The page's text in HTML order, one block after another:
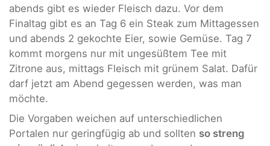
abends gibt es wieder Fleisch dazu. Vor dem
Finaltag gibt es an Tag 6 ein Steak zum Mittagessen
und abends 2 gekochte Eier, sowie Gemüse. Tag 7
kommt morgens nur mit ungesüßtem Tee mit
Zitrone aus, mittags Fleisch mit grünem Salat. Dafür
darf jetzt am Abend gegessen werden, was man
möchte.
Die Vorgaben weichen auf unterschiedlichen
Portalen nur geringfügig ab und sollten so streng